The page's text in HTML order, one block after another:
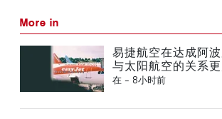
More in
易捷航空在达成阿波
与太阳航空的关系
在 - 8小时前